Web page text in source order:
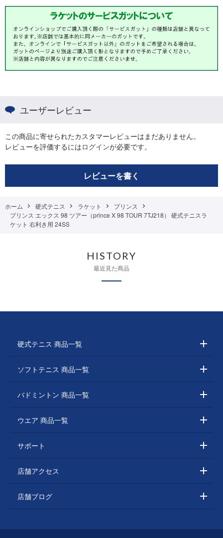
ユーザーレビュー
この商品に寄せられたカスタマーレビューはまだありません。
レビューを評価するにはログインが必要です。
レビューを書く
ホーム 硬式テニス ラケット
プリンス
プリンス エックス 98 ツアー（prince X 98 TOUR 7TJ218） 硬式テニスラ
ケット 右利き用 24SS
HISTORY
最近見た商品
硬式テニス 商品一覧
ソフトテニス 商品一覧
バドミントン 商品一覧
ウエア 商品一覧
サポート
店舗アクセス
店舗ブログ